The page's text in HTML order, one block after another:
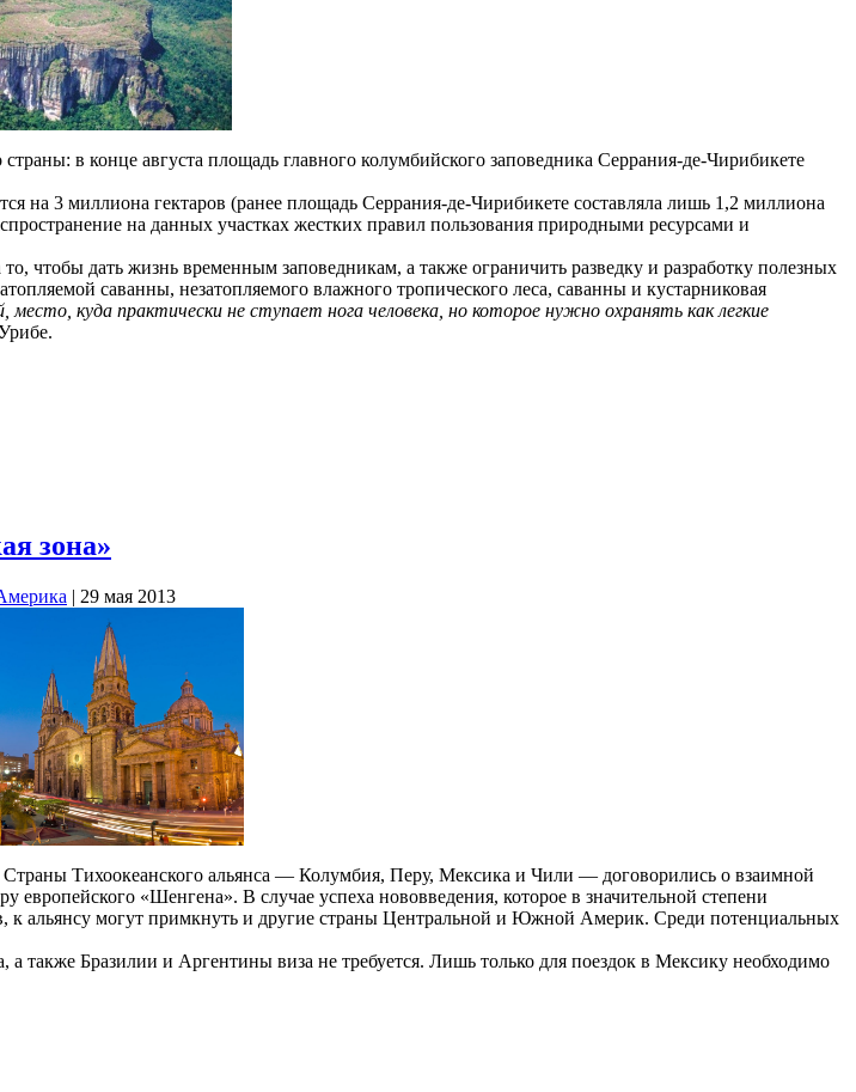
в конце августа площадь главного колумбийского заповедника Серрания-де-Чирибикете
на 3 миллиона гектаров (ранее площадь Серрания-де-Чирибикете составляла лишь 1,2 миллиона
на данных участках жестких правил пользования природными ресурсами и
дать жизнь временным заповедникам, а также ограничить разведку и разработку полезных
саванны, незатопляемого влажного тропического леса, саванны и кустарниковая
куда практически не ступает нога человека, но которое нужно охранять как легкие
зона»
| 29 мая 2013
Страны Тихоокеанского альянса — Колумбия, Перу, Мексика и Чили — договорились о взаимной
«Шенгена». В случае успеха нововведения, которое в значительной степени
к альянсу могут примкнуть и другие страны Центральной и Южной Америк. Среди потенциальных
также Бразилии и Аргентины виза не требуется. Лишь только для поездок в Мексику необходимо